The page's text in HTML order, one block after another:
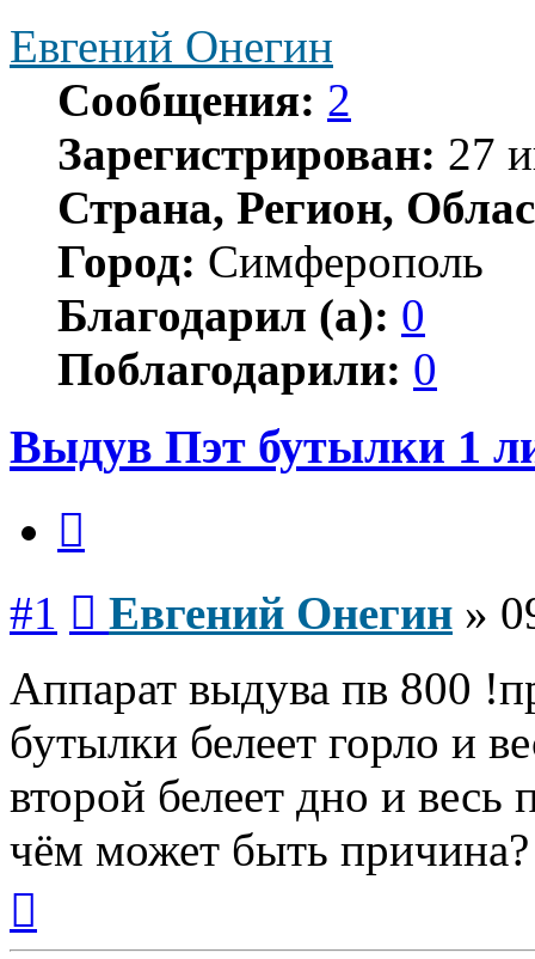
Евгений Онегин
Сообщения: 2
Зарегистрирован: 27
Страна, Регион,
Город: Симферополь
Благодарил (а): 0
Поблагодарили: 0
Выдув Пэт бутылки 1
#1 Евгений Онегин »
Аппарат выдува пв 800
бутылки белеет горло и
второй белеет дно и весь
чём может быть
началу